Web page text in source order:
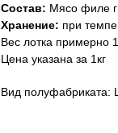
Состав: Мясо филе
Хранение: при
Вес лотка примерно
Цена указана за 1кг
Вид